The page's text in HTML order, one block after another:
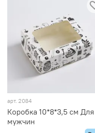
арт. 2084
Коробка 10*8*3,5 см Для
мужчин